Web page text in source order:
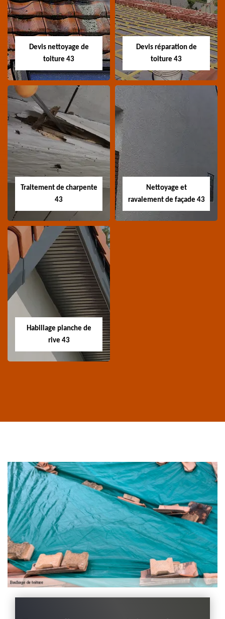
Entreprise recherche
fuite de toiture 43
Devis toiture 43 Haute-
Loire
Devis nettoyage de
toiture 43
Devis nettoyage de
toiture 43
Devis nettoyage de
toiture 43 Haute-Loire
Devis réparation de
toiture 43
toiture 43
Devis réparation de
toiture 43 Haute-Loire
Traitement de charpente
43
Traitement de
charpente 43
Spécialiste en
traitement de
Loire
Nettoyage et
ravalement de façade 43
Habillage planche de
rive 43
de rive 43
Haute-Loire